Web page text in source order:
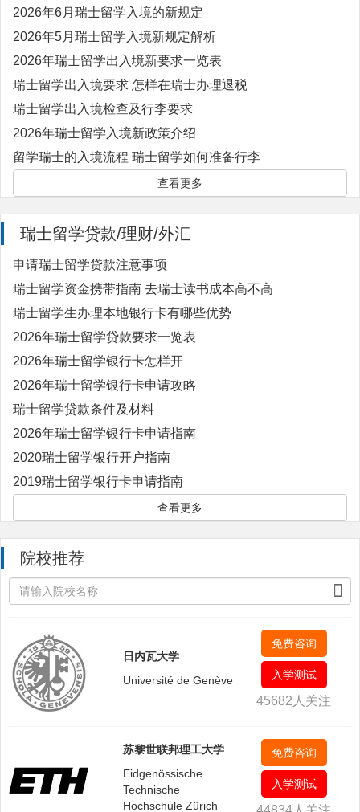
2026年6月瑞士留学入境的新规定
2026年5月瑞士留学入境新规定解析
2026年瑞士留学出入境新要求一览表
瑞士留学出入境要求 怎样在瑞士办理退税
瑞士留学出入境检查及行李要求
2026年瑞士留学入境新政策介绍
留学瑞士的入境流程 瑞士留学如何准备行李
查看更多
瑞士留学贷款/理财/外汇
申请瑞士留学贷款注意事项
瑞士留学资金携带指南 去瑞士读书成本高不高
瑞士留学生办理本地银行卡有哪些优势
2026年瑞士留学贷款要求一览表
2026年瑞士留学银行卡怎样开
2026年瑞士留学银行卡申请攻略
瑞士留学贷款条件及材料
2026年瑞士留学银行卡申请指南
2020瑞士留学银行开户指南
2019瑞士留学银行卡申请指南
查看更多
院校推荐
日内瓦大学
Université de Genève
免费咨询
入学测试
45682人关注
苏黎世联邦理工大学
Eidgenössische
Technische
Hochschule Zürich
免费咨询
入学测试